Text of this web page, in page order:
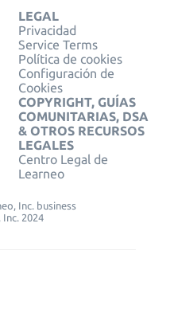
LEGAL
Privacidad
Service Terms
Política de cookies
Configuración de
Cookies
COPYRIGHT, GUÍAS
COMUNITARIAS, DSA
& OTROS RECURSOS
LEGALES
Centro Legal de
Learneo
Inc. business
2024